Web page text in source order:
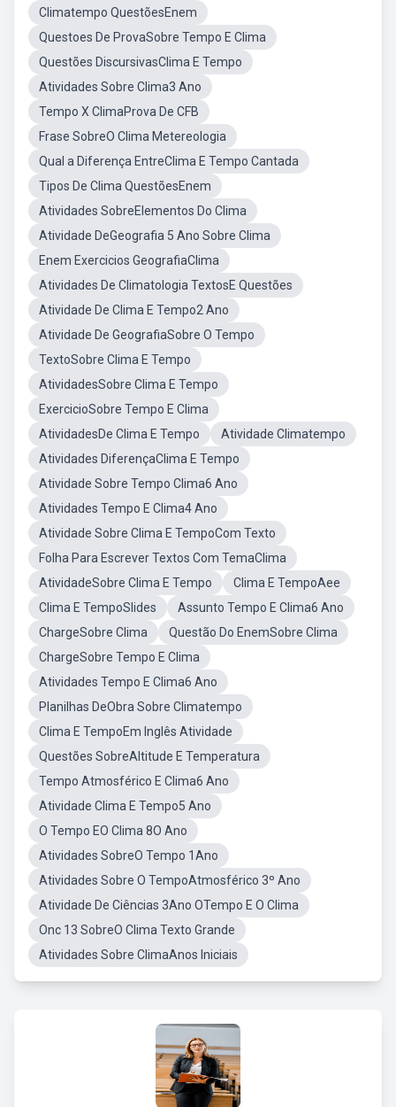
Climatempo QuestõesEnem
Questoes De ProvaSobre Tempo E Clima
Questões DiscursivasClima E Tempo
Atividades Sobre Clima3 Ano
Tempo X ClimaProva De CFB
Frase SobreO Clima Metereologia
Qual a Diferença EntreClima E Tempo Cantada
Tipos De Clima QuestõesEnem
Atividades SobreElementos Do Clima
Atividade DeGeografia 5 Ano Sobre Clima
Enem Exercicios GeografiaClima
Atividades De Climatologia TextosE Questões
Atividade De Clima E Tempo2 Ano
Atividade De GeografiaSobre O Tempo
TextoSobre Clima E Tempo
AtividadesSobre Clima E Tempo
ExercicioSobre Tempo E Clima
AtividadesDe Clima E Tempo
Atividade Climatempo
Atividades DiferençaClima E Tempo
Atividade Sobre Tempo Clima6 Ano
Atividades Tempo E Clima4 Ano
Atividade Sobre Clima E TempoCom Texto
Folha Para Escrever Textos Com TemaClima
AtividadeSobre Clima E Tempo
Clima E TempoAee
Clima E TempoSlides
Assunto Tempo E Clima6 Ano
ChargeSobre Clima
Questão Do EnemSobre Clima
ChargeSobre Tempo E Clima
Atividades Tempo E Clima6 Ano
Planilhas DeObra Sobre Climatempo
Clima E TempoEm Inglês Atividade
Questões SobreAltitude E Temperatura
Tempo Atmosférico E Clima6 Ano
Atividade Clima E Tempo5 Ano
O Tempo EO Clima 8O Ano
Atividades SobreO Tempo 1Ano
Atividades Sobre O TempoAtmosférico 3º Ano
Atividade De Ciências 3Ano OTempo E O Clima
Onc 13 SobreO Clima Texto Grande
Atividades Sobre ClimaAnos Iniciais